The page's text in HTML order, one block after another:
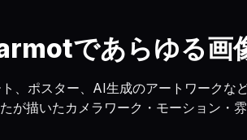
であらゆる画
、ポスター、AI生成のアートワーク
たが描いたカメラワーク・モーション・